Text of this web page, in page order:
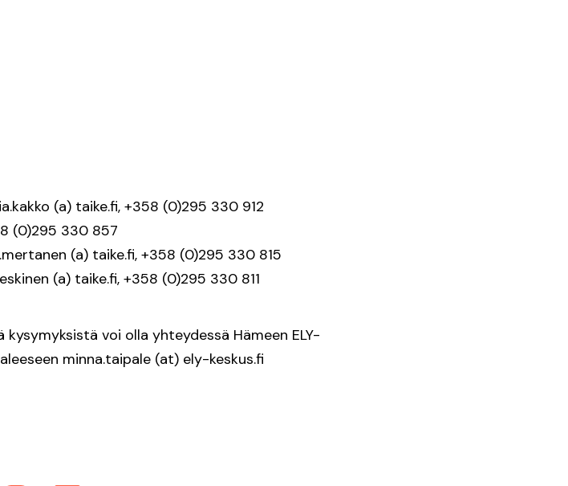
(a) taike.fi, +358 (0)295 330 912
(0)295 330 857
(a) taike.fi, +358 (0)295 330 815
(a) taike.fi, +358 (0)295 330 811
voi olla yhteydessä Hämeen ELY-
minna.taipale (at) ely-keskus.fi